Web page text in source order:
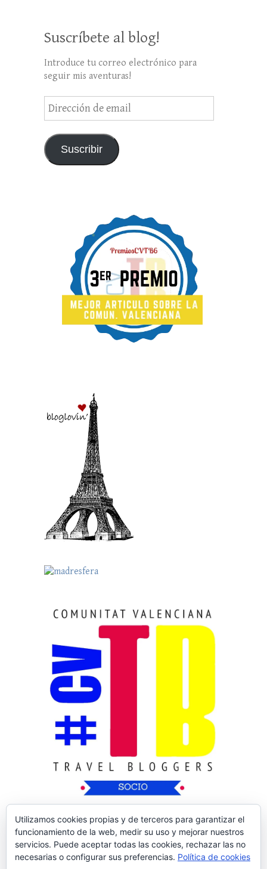
Suscríbete al blog!
Introduce tu correo electrónico para
seguir mis aventuras!
Dirección
de
Suscribir
Utilizamos cookies propias y de terceros para garantizar el
funcionamiento de la web, medir su uso y mejorar nuestros
servicios. Puede aceptar todas las cookies, rechazar las no
necesarias o configurar sus preferencias. Política de cookies